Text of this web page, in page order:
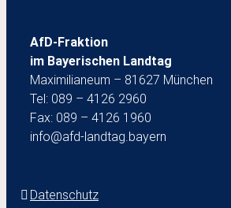
AfD-Fraktion
im Bayerischen Landtag
Maximilianeum – 81627 München
Tel: 089 – 4126 2960
Fax: 089 – 4126 1960
info@afd-landtag.bayern
Datenschutz